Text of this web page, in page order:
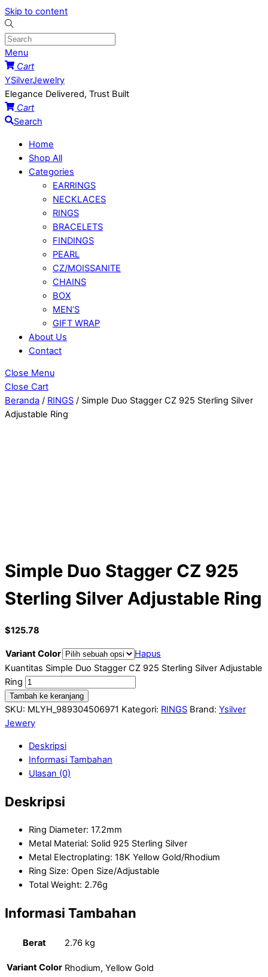
Skip to content
Menu
Cart
YSilverJewelry
Elegance Delivered, Trust Built
Cart
Search
Home
Shop All
Categories
EARRINGS
NECKLACES
RINGS
BRACELETS
FINDINGS
PEARL
CZ/MOISSANITE
CHAINS
BOX
MEN’S
GIFT WRAP
About Us
Contact
Close Menu
Close Cart
Beranda / RINGS / Simple Duo Stagger CZ 925 Sterling Silver
Adjustable Ring
Simple Duo Stagger CZ 925
Sterling Silver Adjustable Ring
$125.78
Variant Color
Hapus
Kuantitas Simple Duo Stagger CZ 925 Sterling Silver Adjustable
Ring
Tambah ke keranjang
SKU: MLYH_989304506971 Kategori: RINGS Brand: Ysilver
Jewery
Deskripsi
Informasi Tambahan
Ulasan (0)
Deskripsi
Ring Diameter: 17.2mm
Metal Material: Solid 925 Sterling Silver
Metal Electroplating: 18K Yellow Gold/Rhodium
Ring Size: Open Size/Adjustable
Total Weight: 2.76g
Informasi Tambahan
Berat 2.76 kg
Variant Color Rhodium, Yellow Gold